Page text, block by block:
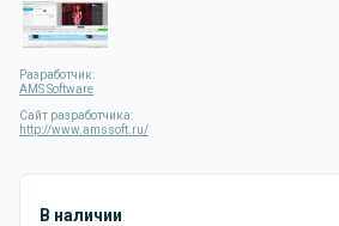
Разработчик:
AMS Software
Сайт разработчика:
http://www.amssoft.ru/
В наличии